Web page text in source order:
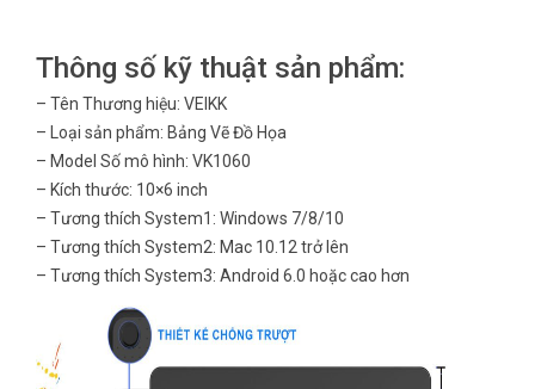
Thông số kỹ thuật sản phẩm:
– Tên Thương hiệu: VEIKK
– Loại sản phẩm: Bảng Vẽ Đồ Họa
– Model Số mô hình: VK1060
– Kích thước: 10×6 inch
– Tương thích System1: Windows 7/8/10
– Tương thích System2: Mac 10.12 trở lên
– Tương thích System3: Android 6.0 hoặc cao hơn